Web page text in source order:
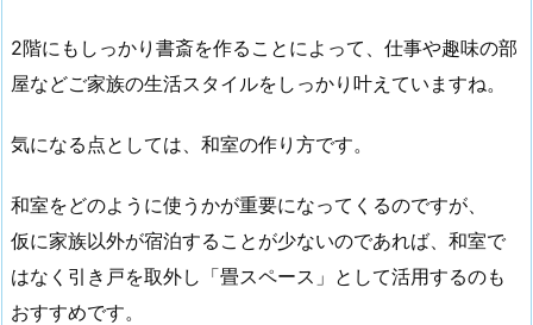
2階にもしっかり書斎を作ることによって、仕事や趣味の部
屋などご家族の生活スタイルをしっかり叶えていますね。
気になる点としては、和室の作り方です。
和室をどのように使うかが重要になってくるのですが、
仮に家族以外が宿泊することが少ないのであれば、和室で
はなく引き戸を取外し「畳スペース」として活用するのも
おすすめです。